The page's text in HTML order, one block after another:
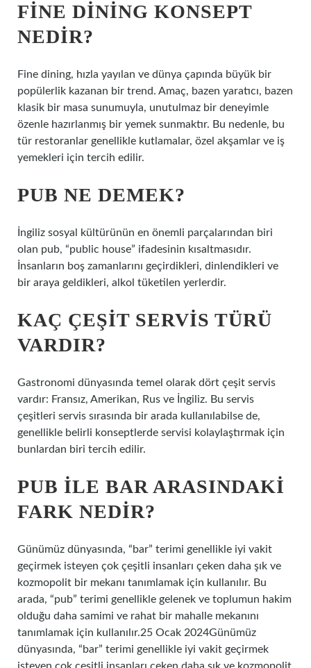
FINE DINING KONSEPT
NEDIR?
Fine dining, hızla yayılan ve dünya çapında büyük bir
popülerlik kazanan bir trend. Amaç, bazen yaratıcı, bazen
klasik bir masa sunumuyla, unutulmaz bir deneyimle
özenle hazırlanmış bir yemek sunmaktır. Bu nedenle, bu
tür restoranlar genellikle kutlamalar, özel akşamlar ve iş
yemekleri için tercih edilir.
PUB NE DEMEK?
İngiliz sosyal kültürünün en önemli parçalarından biri
olan pub, “public house” ifadesinin kısaltmasıdır.
İnsanların boş zamanlarını geçirdikleri, dinlendikleri ve
bir araya geldikleri, alkol tüketilen yerlerdir.
KAÇ ÇEŞIT SERVIS TÜRÜ
VARDIR?
Gastronomi dünyasında temel olarak dört çeşit servis
vardır: Fransız, Amerikan, Rus ve İngiliz. Bu servis
çeşitleri servis sırasında bir arada kullanılabilse de,
genellikle belirli konseptlerde servisi kolaylaştırmak için
bunlardan biri tercih edilir.
PUB ILE BAR ARASINDAKI
FARK NEDIR?
Günümüz dünyasında, “bar” terimi genellikle iyi vakit
geçirmek isteyen çok çeşitli insanları çeken daha şık ve
kozmopolit bir mekanı tanımlamak için kullanılır. Bu
arada, “pub” terimi genellikle gelenek ve toplumun hakim
olduğu daha samimi ve rahat bir mahalle mekanını
tanımlamak için kullanılır.25 Ocak 2024Günümüz
dünyasında, “bar” terimi genellikle iyi vakit geçirmek